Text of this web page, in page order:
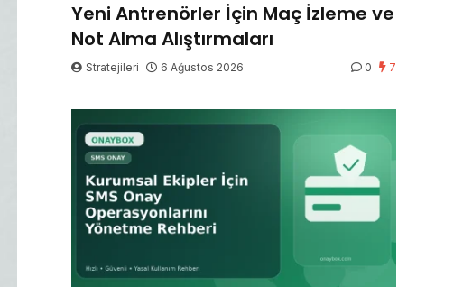
Yeni Antrenörler İçin Maç İzleme ve
Not Alma Alıştırmaları
Stratejileri 6 Ağustos 2026 0 7